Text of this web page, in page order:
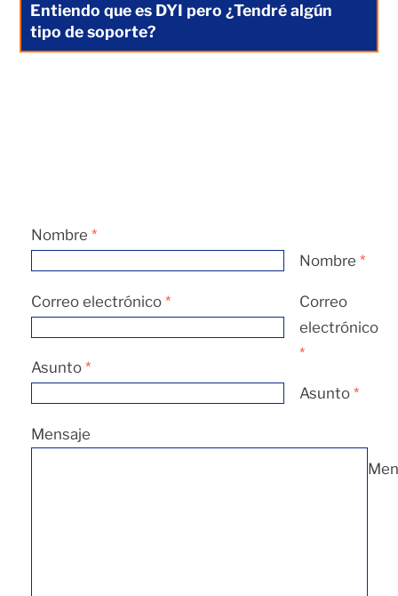
Entiendo que es DYI pero ¿Tendré algún
tipo de soporte?
Nombre *
Nombre *
Correo electrónico *
Correo
electrónico
*
Asunto *
Asunto *
Mensaje